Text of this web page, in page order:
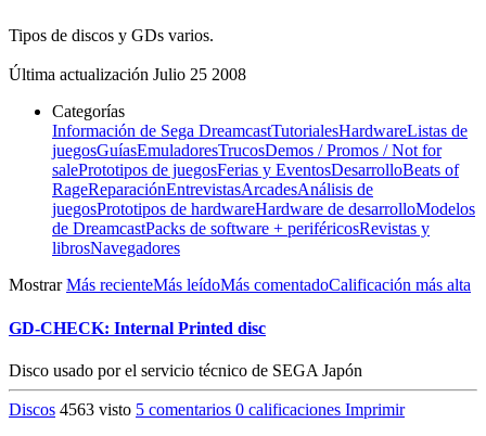
Tipos de discos y GDs varios.
Última actualización Julio 25 2008
Categorías
Información de Sega DreamcastTutorialesHardwareListas de
juegosGuíasEmuladoresTrucosDemos / Promos / Not for
salePrototipos de juegosFerias y EventosDesarrolloBeats of
RageReparaciónEntrevistasArcadesAnálisis de
juegosPrototipos de hardwareHardware de desarrolloModelos
de DreamcastPacks de software + periféricosRevistas y
librosNavegadores
Mostrar Más recienteMás leídoMás comentadoCalificación más alta
GD-CHECK: Internal Printed disc
Disco usado por el servicio técnico de SEGA Japón
Discos 4563 visto 5 comentarios 0 calificaciones Imprimir